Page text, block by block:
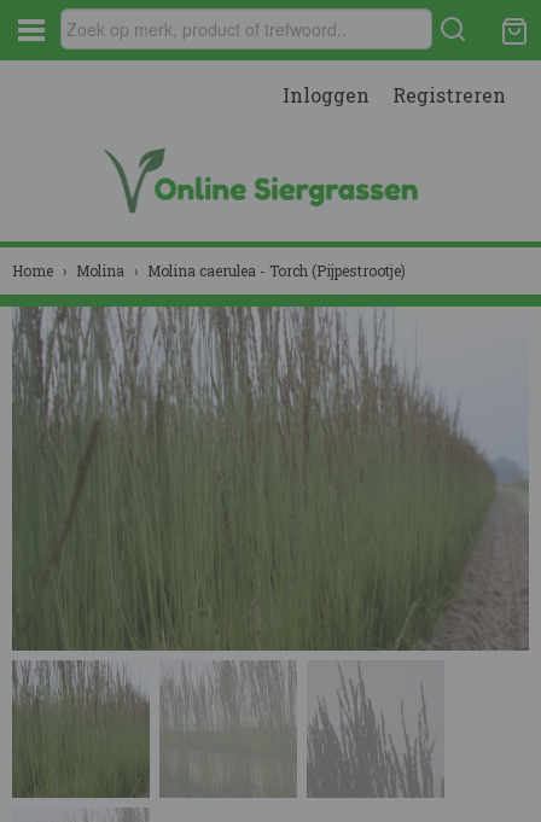
Inloggen Registreren
Home › Molina › Molina caerulea - Torch (Pijpestrootje)